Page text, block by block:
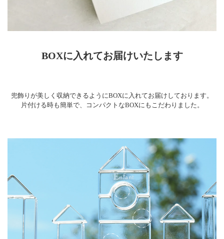
BOXに入れてお届けいたします
兜飾りが美しく収納できるようにBOXに入れてお届けしております。
片付ける時も簡単で、コンパクトなBOXにもこだわりました。